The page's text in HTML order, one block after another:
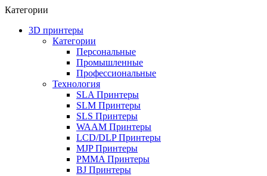
Категории
3D принтеры
Категории
Персональные
Промышленные
Профессиональные
Технология
SLA Принтеры
SLM Принтеры
SLS Принтеры
WAAM Принтеры
LCD/DLP Принтеры
MJP Принтеры
PMMA Принтеры
BJ Принтеры